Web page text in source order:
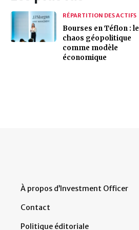
RÉPARTITION DES ACTIFS
Bourses en Téflon : le
chaos géopolitique
comme modèle
économique
À propos d’Investment Officer
Contact
Politique éditoriale